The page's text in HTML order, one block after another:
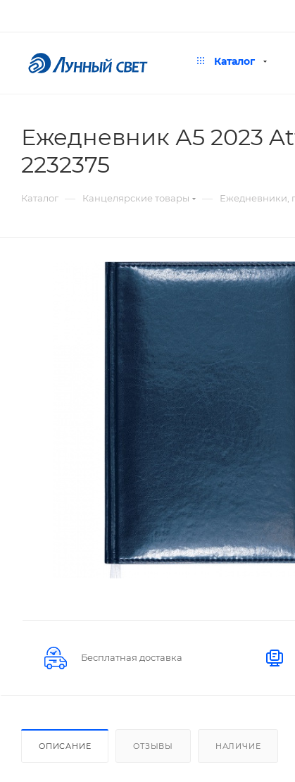
Каталог
Ежедневник А5 2023
2232375
Каталог — Канцелярские товары — Ежедневники,
Бесплатная доставка
ОПИСАНИЕ ОТЗЫВЫ НАЛИЧИЕ